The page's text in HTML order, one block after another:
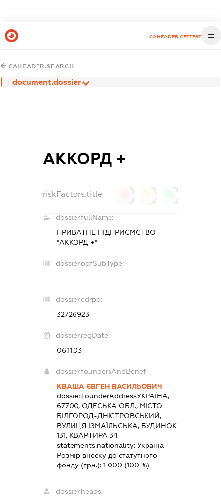
CAHEADER.GETTEST
CAHEADER.SEARCH
document.dossier
АККОРД +
riskFactors.title
dossier.fullName:
ПРИВАТНЕ ПІДПРИЄМСТВО
"АККОРД +"
dossier.opfSubType:
-
dossier.edrpo:
32726923
dossier.regDate:
06.11.03
dossier.foundersAndBenef:
КВАША ЄВГЕН ВАСИЛЬОВИЧ
dossier.founderAddressУКРАЇНА,
67700, ОДЕСЬКА ОБЛ., МІСТО
БІЛГОРОД-ДНІСТРОВСЬКИЙ,
ВУЛИЦЯ ІЗМАЇЛЬСЬКА, БУДИНОК
131, КВАРТИРА 34
statements.nationality: Україна
Розмір внеску до статутного
фонду (грн.): 1 000 (100 %)
dossier.heads: